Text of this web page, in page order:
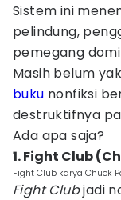
Sistem ini
pelindung,
pemegang
Masih belum
buku nonfiksi
destruktifnya
Ada apa saja?
1. Fight Club
Fight Club karya Chuck
Fight Clubjadi